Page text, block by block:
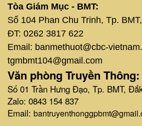
Tòa Giám Mục - BMT:
Số 104 Phan Chu Trinh, Tp.
ĐT: 0262 3817 622
Email: banmethuot@cbc-
tgmbmt104@gmail.com
Văn phòng Truyền Thông:
Số 01 Trần Hưng Đạo, Tp. BMT,
Zalo: 0843 154 837
Email: